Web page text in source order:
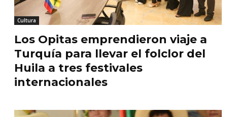
Cultura
Los Opitas emprendieron viaje a
Turquía para llevar el folclor del
Huila a tres festivales
internacionales